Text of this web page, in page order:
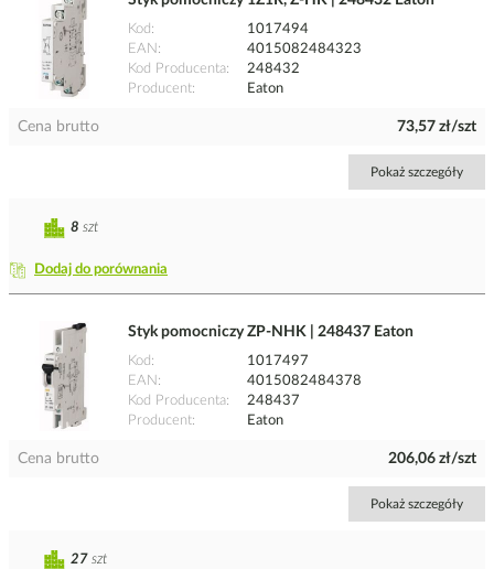
Kod
1017494
EAN
4015082484323
Kod Producenta
248432
Producent
Eaton
Cena brutto 73,57 zł/szt
Pokaż szczegóły
Dodaj do porównania
8 szt
Styk pomocniczy ZP-NHK | 248437 Eaton
Kod
1017497
EAN
4015082484378
Kod Producenta
248437
Producent
Eaton
Cena brutto 206,06 zł/szt
Pokaż szczegóły
27 szt